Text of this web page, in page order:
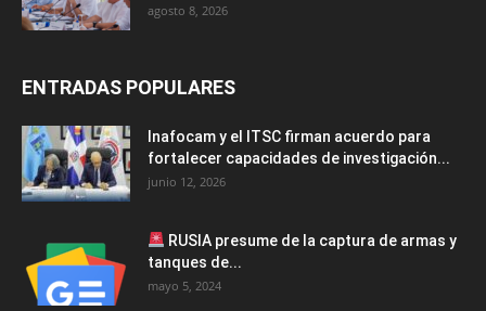
agosto 8, 2026
ENTRADAS POPULARES
Inafocam y el ITSC firman acuerdo para
fortalecer capacidades de investigación...
junio 12, 2026
RUSIA presume de la captura de armas y
tanques de...
mayo 5, 2024